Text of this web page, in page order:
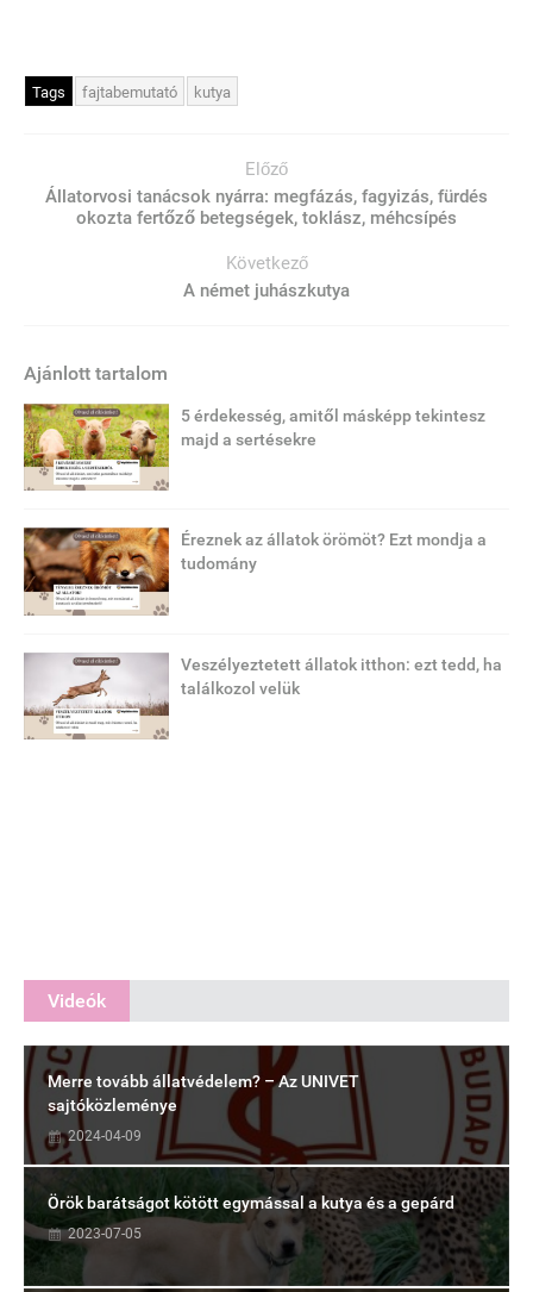
Tags fajtabemutató kutya
Előző
Állatorvosi tanácsok nyárra: megfázás, fagyizás, fürdés
okozta fertőző betegségek, toklász, méhcsípés
Következő
A német juhászkutya
Ajánlott tartalom
5 érdekesség, amitől másképp tekintesz
majd a sertésekre
Éreznek az állatok örömöt? Ezt mondja a
tudomány
Veszélyeztetett állatok itthon: ezt tedd, ha
találkozol velük
Videók
Merre tovább állatvédelem? – Az UNIVET
sajtóközleménye
2024-04-09
Örök barátságot kötött egymással a kutya és a gepárd
2023-07-05